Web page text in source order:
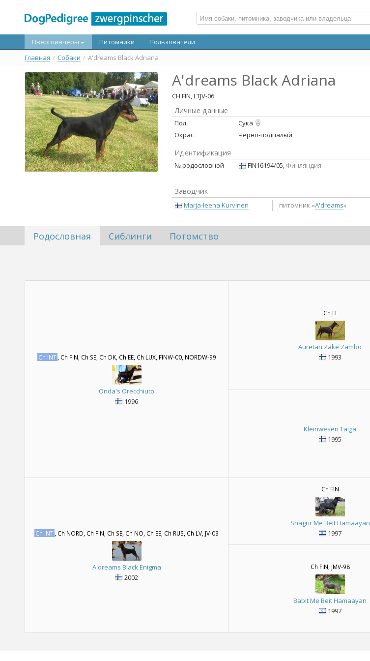
Цвергпинчеры Питомники Пользователи
Главная / Собаки / A'dreams Black Adriana
A'dreams Black Adriana
CH FIN, LTJV-06
Личные данные
Пол
Сука
Окрас
Черно-подпалый
Идентификация
№ родословной FIN16194/05, Финляндия
Заводчик
Marja-leena Kurvinen питомник «A'dreams»
Родословная Сиблинги Потомство
Ch INT , Ch FIN, Ch SE, Ch DK, Ch EE, Ch LUX, FINW-00, NORDW-99
Onda's Orecchiuto
1996
Ch FI
Auretan Zake Zambo
1993
Kleinwesen Taiga
1995
Ch INT , Ch NORD, Ch FIN, Ch SE, Ch NO, Ch EE, Ch RUS, Ch LV, JV-03
A'dreams Black Enigma
2002
Ch FIN
Shagrir Me Beit Hamaayan
1997
Ch FIN, JMV-98
Babit Me Beit Hamaayan
1997